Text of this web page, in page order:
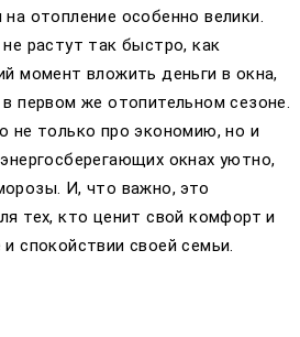
отопление особенно велики.
растут так быстро, как
момент вложить деньги в окна,
первом же отопительном сезоне.
не только про экономию, но и
окнах уютно,
И, что важно, это
тех, кто ценит свой комфорт и
спокойствии своей семьи.